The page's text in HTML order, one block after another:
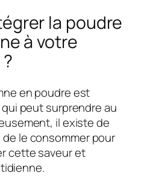
la poudre
à votre
en poudre est
peut surprendre au
il existe de
le consommer pour
cette saveur et